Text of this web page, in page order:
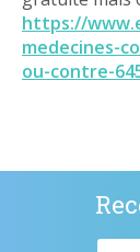
https://
medecines-
ou-contre-